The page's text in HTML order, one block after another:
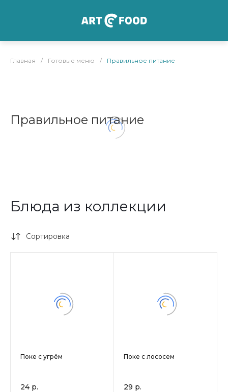
Главная / Готовые меню / Правильное питание
Правильное питание
Блюда из коллекции
Сортировка
Поке с угрём
24 р.
Поке с лососем
29 р.